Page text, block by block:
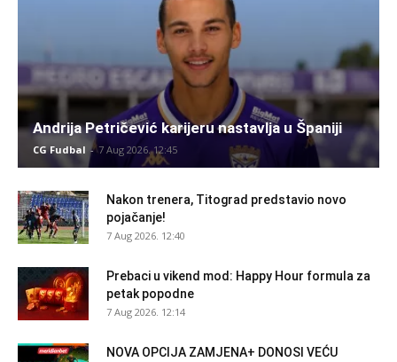
Andrija Petričević karijeru nastavlja u Španiji
CG Fudbal - 7 Aug 2026. 12:45
Nakon trenera, Titograd predstavio novo
pojačanje!
7 Aug 2026. 12:40
Prebaci u vikend mod: Happy Hour formula za
petak popodne
7 Aug 2026. 12:14
NOVA OPCIJA ZAMJENA+ DONOSI VEĆU